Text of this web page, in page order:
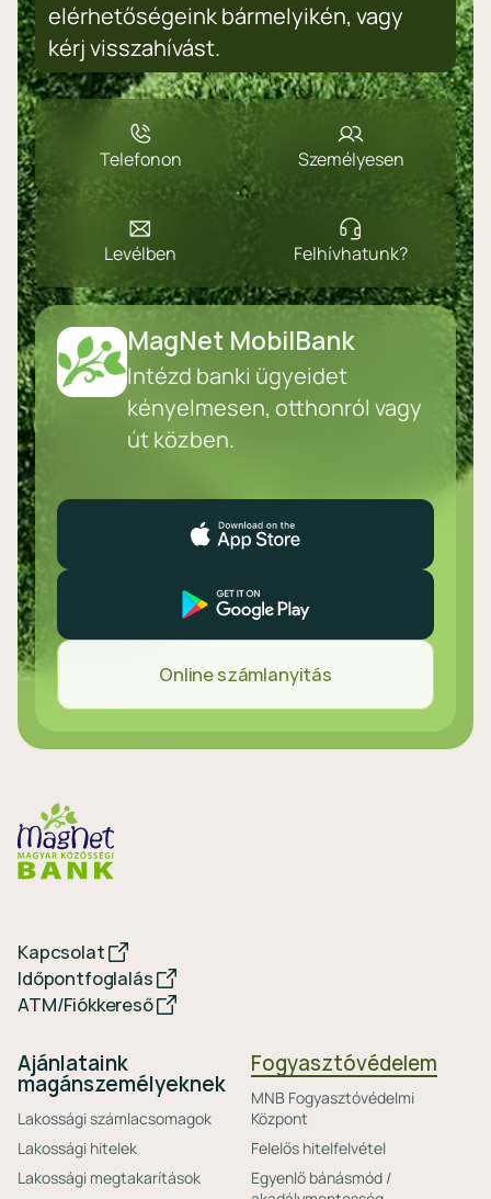
elérhetőségeink bármelyikén, vagy
kérj visszahívást.
Telefonon Személyesen
Levélben Felhívhatunk?
MagNet MobilBank
Intézd banki ügyeidet
kényelmesen, otthonról vagy
út közben.
Online számlanyitás
Kapcsolat
Időpontfoglalás
ATM/Fiókkereső
Ajánlataink
magánszemélyeknek
Lakossági számlacsomagok
Lakossági hitelek
Lakossági megtakarítások
Fogyasztóvédelem
MNB Fogyasztóvédelmi
Központ
Felelős hitelfelvétel
Egyenlő bánásmód /